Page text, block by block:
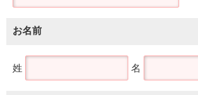
お名前
姓 名